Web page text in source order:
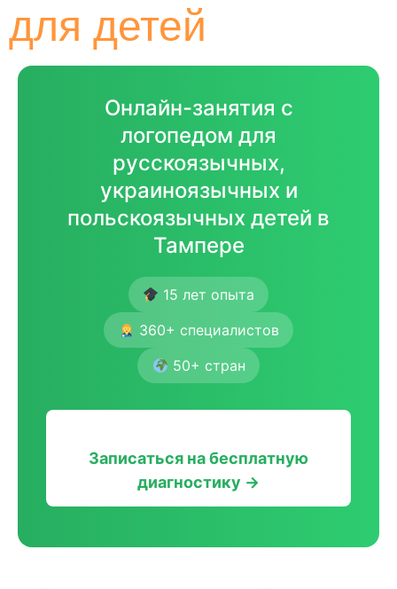
для детей
Онлайн-занятия с
логопедом для
русскоязычных,
украиноязычных и
польскоязычных детей в
Тампере
15 лет опыта
360+ специалистов
50+ стран
Записаться на бесплатную
диагностику →